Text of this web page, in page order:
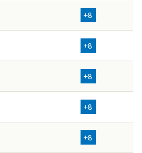
+8
+8
+8
+8
+8